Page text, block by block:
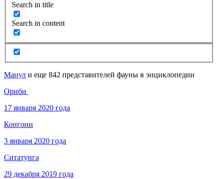
Search in title
Search in content
Манул и еще 842 представителей фауны в энциклопедии
Ориби
17 января 2020 года
Конгони
3 января 2020 года
Ситатунга
29 декабря 2019 года